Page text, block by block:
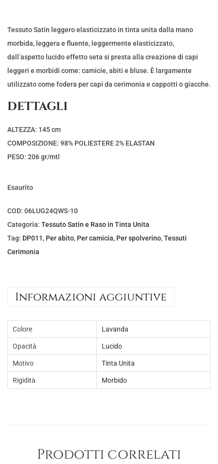
Tessuto Satin leggero elasticizzato in tinta unita dalla mano
morbida, leggera e fluente, leggermente elasticizzato,
dall’aspetto lucido effetto seta si presta alla creazione di capi
leggeri e morbidi come: camicie, abiti e bluse. È largamente
utilizzato come fodera per capi da cerimonia e cappotti o giacche.
DETTAGLI
ALTEZZA: 145 cm
COMPOSIZIONE: 98% POLIESTERE 2% ELASTAN
PESO: 206 gr/mtl
Esaurito
COD: 06LUG24QWS-10
Categoria: Tessuto Satin e Raso in Tinta Unita
Tag: DP011, Per abito, Per camicia, Per spolverino,Tessuti
Cerimonia
Informazioni aggiuntive
Colore Lavanda
Opacità Lucido
Motivo Tinta Unita
Rigidità Morbido
Prodotti correlati